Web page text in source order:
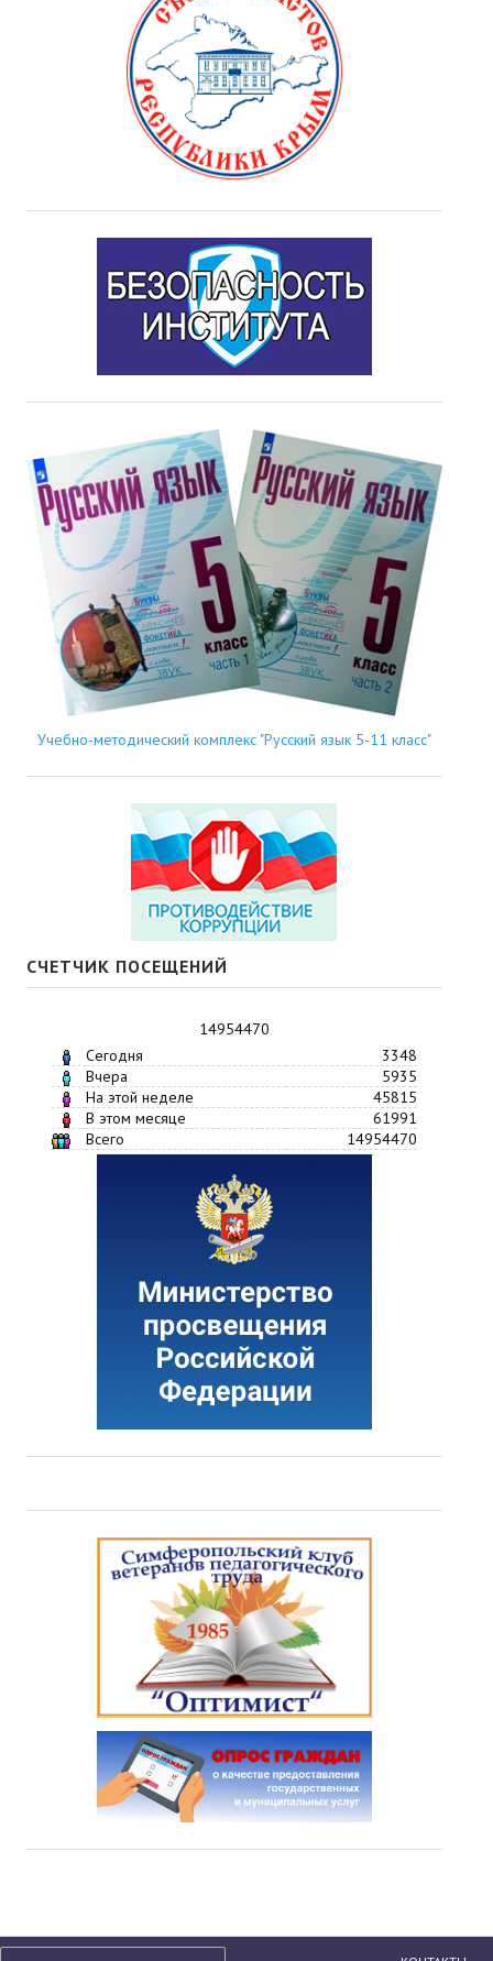
Учебно-методический комплекс "Русский язык 5-11 класс"
СЧЕТЧИК ПОСЕЩЕНИЙ
14954470
Сегодня
3348
Вчера
5935
На этой неделе
45815
В этом месяце
61991
Всего
14954470